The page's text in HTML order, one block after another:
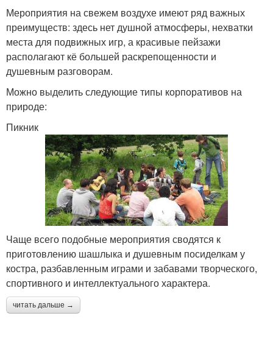
Мероприятия на свежем воздухе имеют ряд важных
преимуществ: здесь нет душной атмосферы, нехватки
места для подвижных игр, а красивые пейзажи
располагают кё большей раскрепощенности и
душевным разговорам.
Можно выделить следующие типы корпоративов на
природе:
Пикник
Чаще всего подобные мероприятия сводятся к
приготовлению шашлыка и душевным посиделкам у
костра, разбавленным играми и забавами творческого,
спортивного и интеллектуального характера.
читать дальше →